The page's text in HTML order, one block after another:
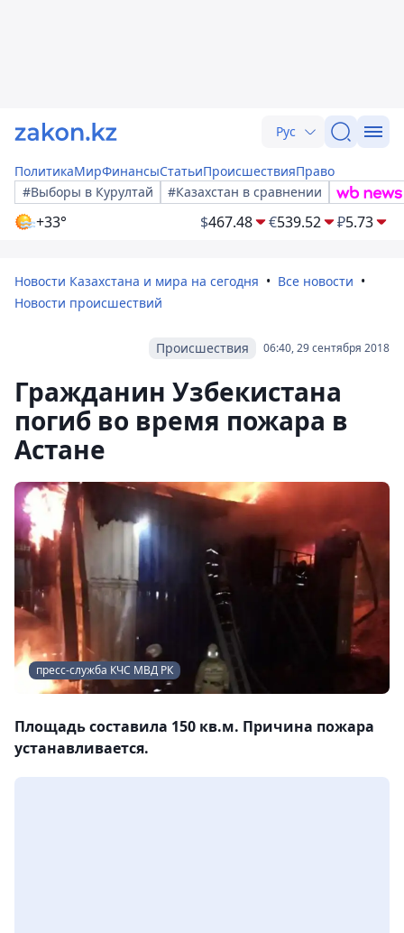
Рус
ПолитикаМирФинансыСтатьиПроисшествияПраво
#Выборы в Курултай
#Казахстан в сравнении
+33° $467.48 €539.52 ₽5.73
Новости Казахстана и мира на сегодня
Все новости
Новости происшествий
06:40, 29 сентября 2018
Происшествия
Гражданин Узбекистана
погиб во время пожара в
Астане
пресс-служба КЧС МВД РК
Площадь составила 150 кв.м. Причина пожара
устанавливается.